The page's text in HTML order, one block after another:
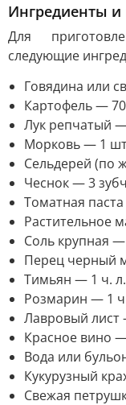
Ингредиенты и
Для
следующие
Говядина или
Картофель —
Лук репчатый
Морковь — 1
Сельдерей (по
Чеснок — 3
Томатная
Растительное
Соль крупная —
Перец черный
Тимьян — 1 ч. л.
Розмарин — 1
Лавровый
Красное вино
Вода или
Кукурузный
Свежая